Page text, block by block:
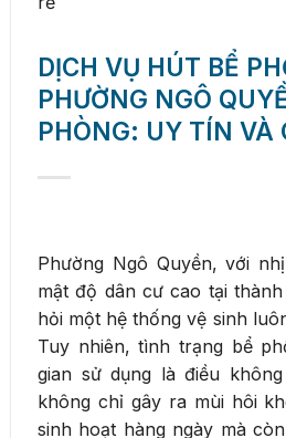
DỊCH VỤ HÚT BỂ
PHƯỜNG NGÔ
PHÒNG: UY TÍN VÀ
Phường Ngô Quyền, với
mật độ dân cư cao tại
hỏi một hệ thống vệ sinh
Tuy nhiên, tình trạng bể
gian sử dụng là điều
không chỉ gây ra mùi hôi
sinh hoạt hàng ngày mà